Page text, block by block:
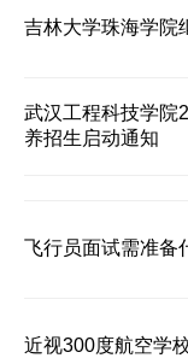
吉林大学珠海学院
武汉工程科技学院
养招生启动通知
飞行员面试需准备
近视300度航空学